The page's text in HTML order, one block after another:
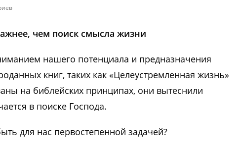
чем поиск смысла жизни
нашего потенциала и предназначения
книг, таких как «Целеустремленная жизнь»
на библейских принципах, они вытеснили
в поиске Господа.
для нас первостепенной задачей?